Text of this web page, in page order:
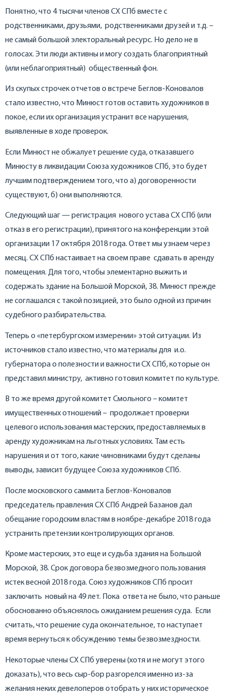
Понятно, что 4 тысячи членов СХ СПб вместе с
родственниками, друзьями, родственниками друзей и т.д. –
не самый большой электоральный ресурс. Но дело не в
голосах. Эти люди активны и могу создать благоприятный
(или неблагоприятный) общественный фон.
Из скупых строчек отчетов о встрече Беглов-Коновалов
стало известно, что Минюст готов оставить художников в
покое, если их организация устранит все нарушения,
выявленные в ходе проверок.
Если Минюст не обжалует решение суда, отказавшего
Минюсту в ликвидации Союза художников СПб, это будет
лучшим подтверждением того, что а) договоренности
существуют, б) они выполняются.
Следующий шаг — регистрация нового устава СХ СПб (или
отказ в его регистрации), принятого на конференции этой
организации 17 октября 2018 года. Ответ мы узнаем через
месяц. СХ СПб настаивает на своем праве сдавать в аренду
помещения. Для того, чтобы элементарно выжить и
содержать здание на Большой Морской, 38. Минюст прежде
не соглашался с такой позицией, это было одной из причин
судебного разбирательства.
Теперь о «петербургском измерении» этой ситуации. Из
источников стало известно, что материалы для и.о.
губернатора о полезности и важности СХ СПб, которые он
представил министру, активно готовил комитет по культуре.
В то же время другой комитет Смольного – комитет
имущественных отношений – продолжает проверки
целевого использования мастерских, предоставляемых в
аренду художникам на льготных условиях. Там есть
нарушения и от того, какие чиновниками будут сделаны
выводы, зависит будущее Союза художников СПб.
После московского саммита Беглов-Коновалов
председатель правления СХ СПб Андрей Базанов дал
обещание городским властям в ноябре-декабре 2018 года
устранить претензии контролирующих органов.
Кроме мастерских, это еще и судьба здания на Большой
Морской, 38. Срок договора безвозмедного пользования
истек весной 2018 года. Союз художников СПб просит
заключить новый на 49 лет. Пока ответа не было, что раньше
обоснованно объяснялось ожиданием решения суда. Если
считать, что решение суда окончательное, то наступает
время вернуться к обсуждению темы безвозмездности.
Некоторые члены СХ СПб уверены (хотя и не могут этого
доказать), что весь сыр-бор разгорелся именно из-за
желания неких девелоперов отобрать у них историческое